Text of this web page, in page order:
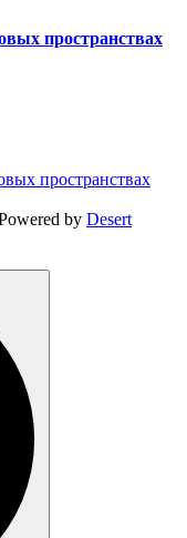
пространствах
by Desert